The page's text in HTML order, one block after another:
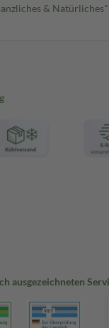
& Natürliches"
ausgezeichneten